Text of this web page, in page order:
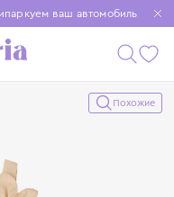
ваш автомобиль
от 15 000 ₽
были еще удобнее
Похожие